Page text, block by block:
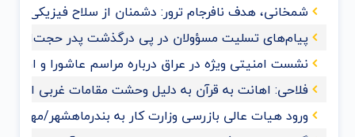
شمخانی، هدف نافرجام ترور: دشمنان از سلاح فیزیکی
پیام‌های تسلیت مسؤولان در پی درگذشت پدر
نشست امنیتی ویژه در عراق درباره مراسم عاشورا و
فلاحی: اهانت به قرآن‌ به دلیل وحشت مقامات غربی از
ورود هیات عالی بازرسی وزارت کار به بندرماهشهر/مهدی